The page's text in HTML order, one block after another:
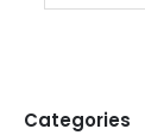
Categories